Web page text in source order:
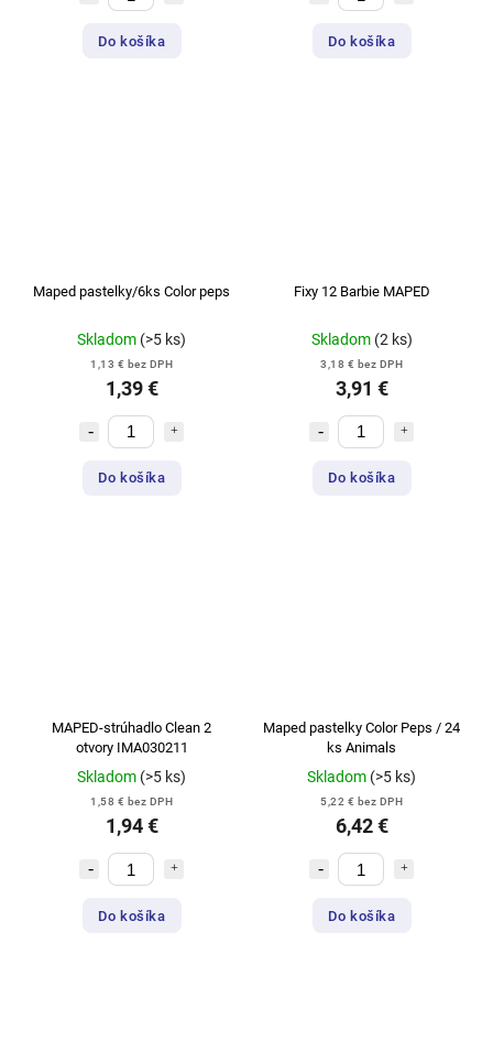
Do košíka Do košíka
Maped pastelky/6ks Color peps
Skladom (>5 ks)
1,13 € bez DPH
1,39 €
Do košíka
Fixy 12 Barbie MAPED
Skladom (2 ks)
3,18 € bez DPH
3,91 €
Do košíka
MAPED-strúhadlo Clean 2
otvory IMA030211
Skladom (>5 ks)
1,58 € bez DPH
1,94 €
Do košíka
Maped pastelky Color Peps / 24
ks Animals
Skladom (>5 ks)
5,22 € bez DPH
6,42 €
Do košíka